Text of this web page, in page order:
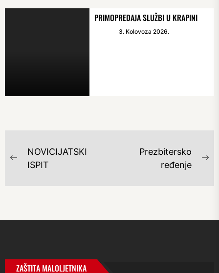
PRIMOPREDAJA SLUŽBI U KRAPINI
3. Kolovoza 2026.
NAVIGACIJA
OBJAVA
Previous
NOVICIJATSKI
ISPIT
Prezbitersko
ređenje
ZAŠTITA MALOLJETNIKA